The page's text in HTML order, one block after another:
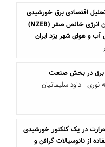
اقتصادی برق خورشیدی
متصل به شبکه ساختمان انرژی خالص صفر (NZEB)
آب و هوای شهر یزد ایران
برق در بخش صنعت
- داود سلیمانیان
در یک کلکتور خورشیدی
از نانوسیالات گرافن و